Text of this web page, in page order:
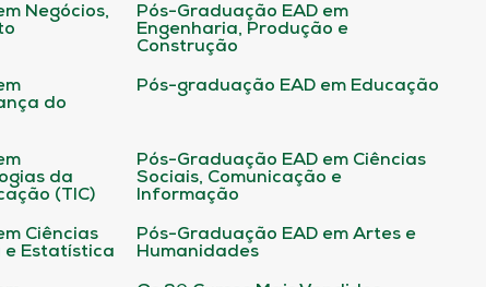
Negócios,
Pós-Graduação EAD em
Engenharia, Produção e
Construção
do
Pós-graduação EAD em Educação
da
(TIC)
Pós-Graduação EAD em Ciências
Sociais, Comunicação e
Informação
Ciências
e Estatística
Pós-Graduação EAD em Artes e
Humanidades